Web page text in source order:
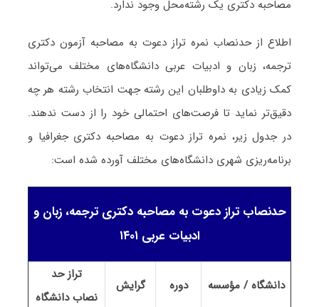
مصاحبه دکتری یک رشته‌محل وجود ندارد.
اطلاع از حدنصاب نمره تراز دعوت به مصاحبه آزمون دکتری
ترجمه، زبان و ادبیات عربی دانشگاه‌های مختلف می‌تواند
کمک زیادی به داوطلبان این رشته جهت انتخاب رشته هر چه
دقیق‌تر نماید تا فرصت‌های احتمالی خود را از دست ندهند.
در جدول زیر، نمره تراز دعوت به مصاحبه دکتری جغرافیا و
برنامه‌ریزی شهری دانشگاه‌های مختلف آورده شده است:
حدنصاب تراز دعوت به مصاحبه دکتری ترجمه، زبان و
ادبیات عربی ۱۴۰۱
دانشگاه / مؤسسه دوره گرایش
تراز حد
نصاب دانشگاه